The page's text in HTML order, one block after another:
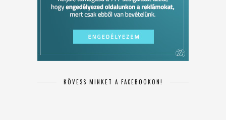
KÖVESS MINKET A FACEBOOKON!